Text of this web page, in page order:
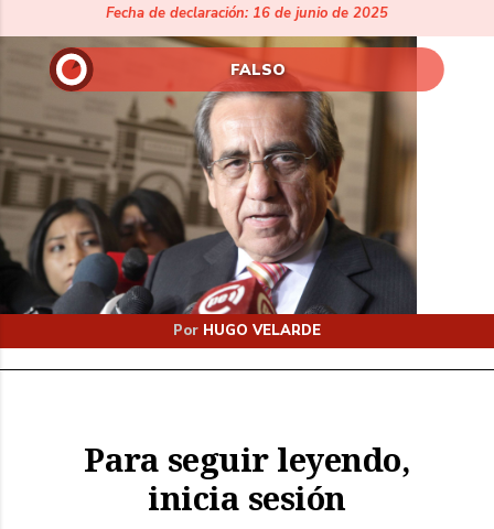
FALSO
Por HUGO VELARDE
Fecha de declaración: 16 de junio de 2025
Para seguir leyendo,
inicia sesión